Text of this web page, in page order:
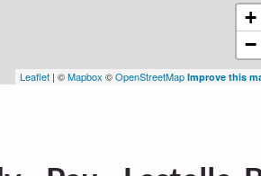
+
−
Leaflet | ©Mapbox ©OpenStreetMap Improve this